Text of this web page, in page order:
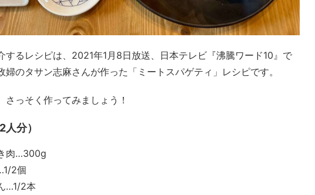
するレシピは、2021年1月8日放送、日本テレビ『沸騰ワード10』で
婦のタサン志麻さんが作った「ミートスパゲティ」レシピです。
さっそく作ってみましょう！
分）
肉…300g
2個
…1/2本